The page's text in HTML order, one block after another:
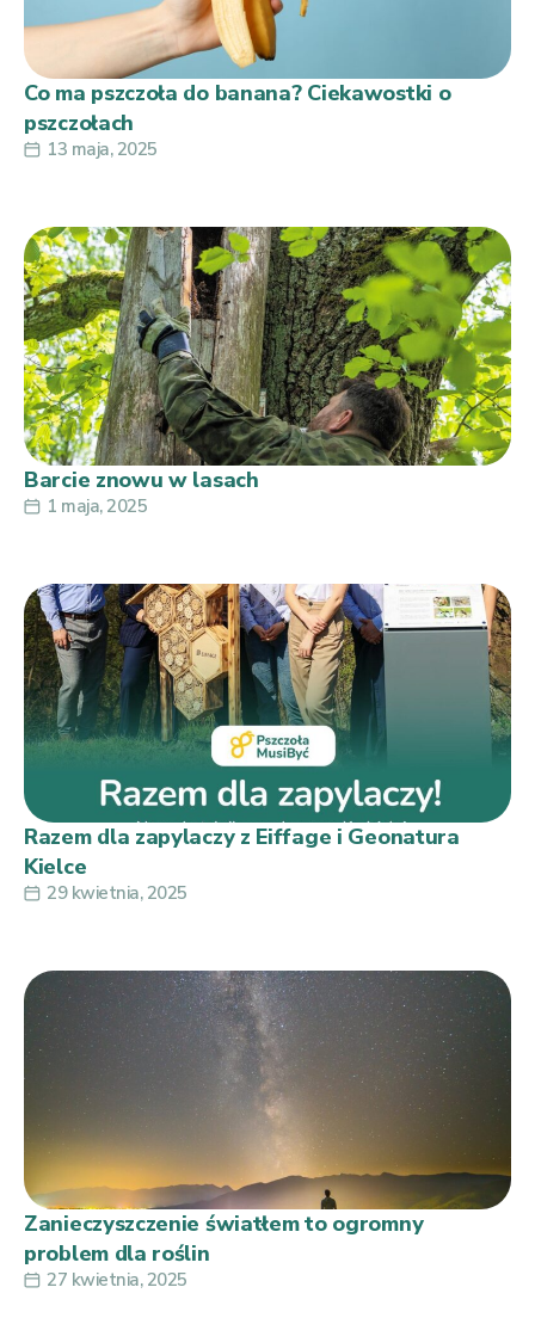
Co ma pszczoła do banana? Ciekawostki o
pszczołach
13 maja, 2025
Barcie znowu w lasach
1 maja, 2025
Razem dla zapylaczy z Eiffage i Geonatura
Kielce
29 kwietnia, 2025
Zanieczyszczenie światłem to ogromny
problem dla roślin
27 kwietnia, 2025